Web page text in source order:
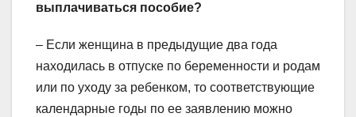
выплачиваться пособие?
– Если женщина в предыдущие два года
находилась в отпуске по беременности и родам
или по уходу за ребенком, то соответствующие
календарные годы по ее заявлению можно